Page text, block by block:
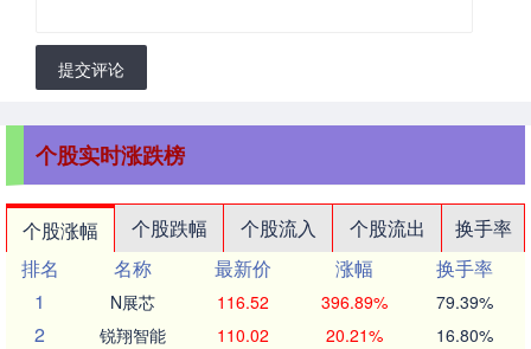
提交评论
个股实时涨跌榜
个股涨幅 个股跌幅 个股流入 个股流出
换手率
排名
名称 最新价 涨幅
换手率
1
N展芯 116.52 396.89% 79.39%
2 锐翔智能 110.02 20.21% 16.80%